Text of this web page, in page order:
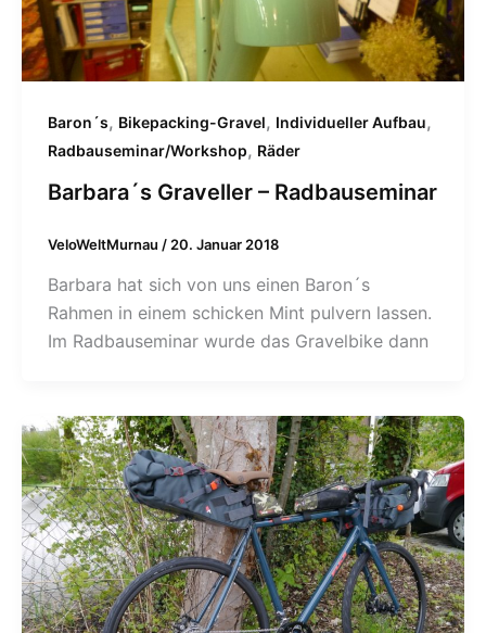
Baron´s, Bikepacking-Gravel, Individueller Aufbau,
Radbauseminar/Workshop, Räder
Barbara´s Graveller – Radbauseminar
VeloWeltMurnau / 20. Januar 2018
Barbara hat sich von uns einen Baron´s
Rahmen in einem schicken Mint pulvern lassen.
Im Radbauseminar wurde das Gravelbike dann